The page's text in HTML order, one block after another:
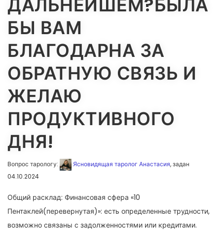
ДАЛЬНЕЙШЕМ?БЫЛА
БЫ ВАМ
БЛАГОДАРНА ЗА
ОБРАТНУЮ СВЯЗЬ И
ЖЕЛАЮ
ПРОДУКТИВНОГО
ДНЯ!
Вопрос тарологу: Ясновидящая таролог Анастасия, задан
04.10.2024
Общий расклад: Финансовая сфера «10
Пентаклей(перевернутая)»: есть определенные трудности,
возможно связаны с задолженностями или кредитами.